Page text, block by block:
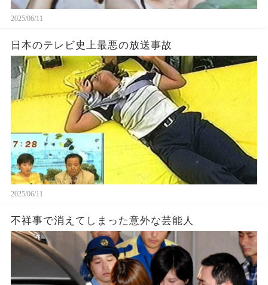
2025/06/11
日本のテレビ史上最悪の放送事故
2025/06/11
不祥事で消えてしまった意外な芸能人